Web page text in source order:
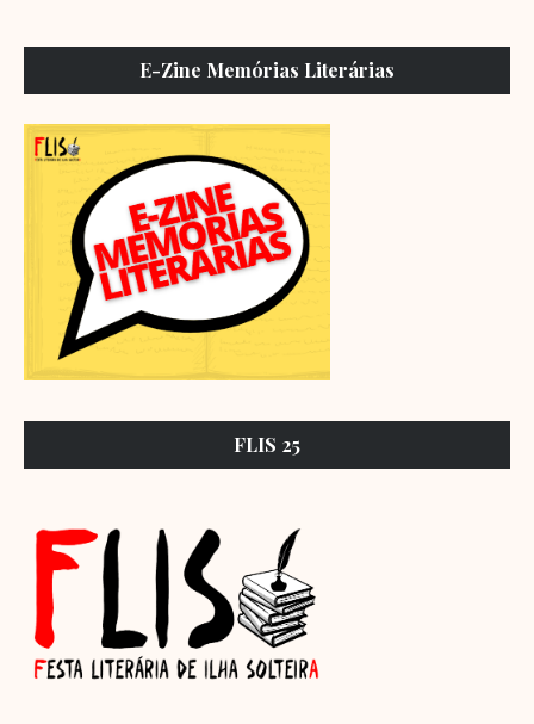
E-Zine Memórias Literárias
FLIS 25